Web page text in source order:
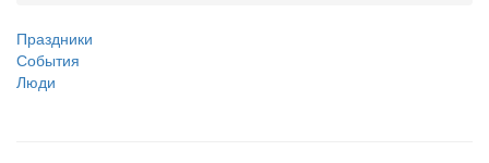
Праздники
События
Люди